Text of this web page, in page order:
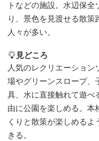
トなどの施設。水辺保
り、景色を見渡せる散
人々が多い。
見どころ
人気のレクリエーショ
場やグリーンスロープ、
具、水に直接触れて遊べ
由に公園を楽しめる。本
くりと散策が楽しめる
きる。